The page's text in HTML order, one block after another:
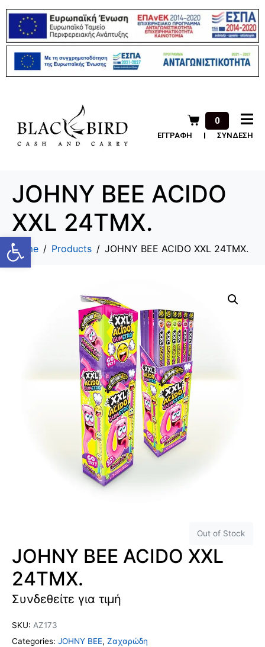
Ανοίξτε τη γραμμή εργαλείων
0
ΕΓΓΡΑΦΗ ΣΥΝΔΕΣΗ
JOHNY BEE ACIDO
XXL 24TMX.
Home Products JOHNY BEE ACIDO XXL 24TMX.
Out of Stock
JOHNY BEE ACIDO XXL
24TMX.
Συνδεθείτε για τιμή
SKU: AZ173
Categories: JOHNY BEE, Ζαχαρώδη